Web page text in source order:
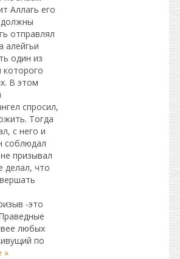
Аллагь его
отправлял
алейгьи
один из
которого
В этом
спросил,
Тогда
с него и
соблюдал
призывал
делал, что
-это
любых
по
»